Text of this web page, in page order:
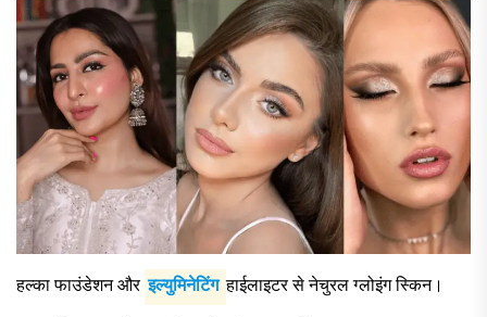
हल्का फाउंडेशन और इल्युमिनेटिंग हाईलाइटर से नेचुरल ग्लोइंग स्किन।